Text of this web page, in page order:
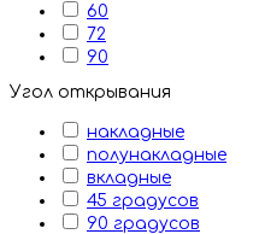
60
72
90
Угол открывания
накладные
полунакладные
вкладные
45 градусов
90 градусов